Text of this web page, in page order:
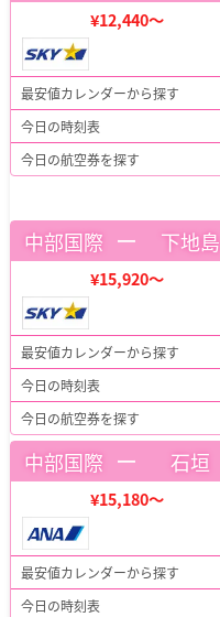
¥12,440～
最安値カレンダーから探す
今日の時刻表
今日の航空券を探す
中部国際 ー 下地島
¥15,920～
最安値カレンダーから探す
今日の時刻表
今日の航空券を探す
中部国際 ー 石垣
¥15,180～
最安値カレンダーから探す
今日の時刻表